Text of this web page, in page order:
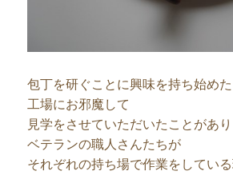
包丁を研ぐことに興味を持ち始めた
工場にお邪魔して
見学をさせていただいたことがあり
ベテランの職人さんたちが
それぞれの持ち場で作業をしてい